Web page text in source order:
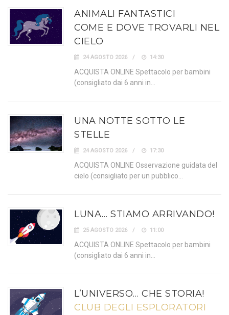
ANIMALI FANTASTICI
COME E DOVE TROVARLI NEL
CIELO
24 AGOSTO 2026 14:30
ACQUISTA ONLINE Spettacolo per bambini
(consigliato dai 6 anni in…
UNA NOTTE SOTTO LE
STELLE
24 AGOSTO 2026 17:30
ACQUISTA ONLINE Osservazione guidata del
cielo (consigliato per un pubblico…
LUNA… STIAMO ARRIVANDO!
25 AGOSTO 2026 11:00
ACQUISTA ONLINE Spettacolo per bambini
(consigliato dai 6 anni in…
L’UNIVERSO… CHE STORIA!
CLUB DEGLI ESPLORATORI